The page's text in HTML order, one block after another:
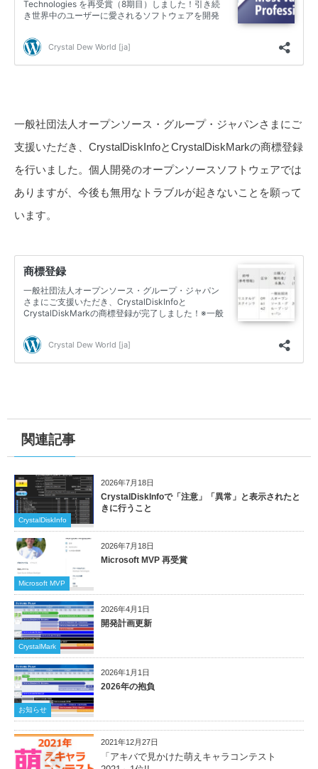
一般社団法人オープンソース・グループ・ジャパンさまにご
支援いただき、CrystalDiskInfoとCrystalDiskMarkの商標登録
を行いました。個人開発のオープンソースソフトウェアでは
ありますが、今後も無用なトラブルが起きないことを願って
います。
関連記事
2026年7月18日
CrystalDiskInfo
CrystalDiskInfoで「注意」「異常」と表示されたと
きに行うこと
2026年7月18日
Microsoft MVP
Microsoft MVP 再受賞
2026年4月1日
CrystalMark
開発計画更新
2026年1月1日
お知らせ
2026年の抱負
2021年12月27日
「アキバで見かけた萌えキャラコンテスト